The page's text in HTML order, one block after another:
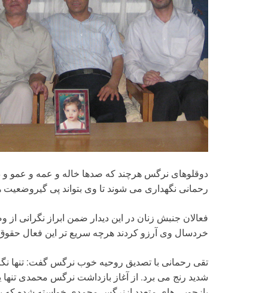
دوقلوهای نرگس هرچند که صدها خاله و عمه و عمو و در
رحمانی نگهداری می شوند تا وی بتواند پی
فعالان جنبش زنان در این دیدار ضمن ابراز
خردسال وی آرزو کردند هرچه سریع تر این فعال
تقی رحمانی با تصدیق روحیه خوب نرگس گفت: تنها
شدید رنج می برد. از آغاز بازداشت نرگس محمدی تنها